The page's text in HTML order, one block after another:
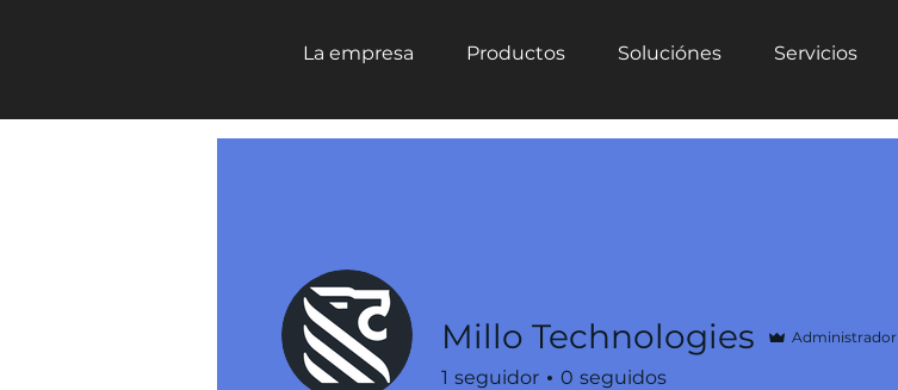
La empresa Productos Soluciónes Servicios
Millo Technologies Administrador
1 seguidor 0 seguidos